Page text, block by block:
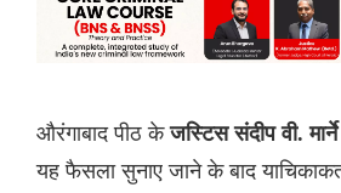
औरंगाबाद पीठ केजस्टिस संदीप वी.
यह फैसला सुनाए जाने के बाद